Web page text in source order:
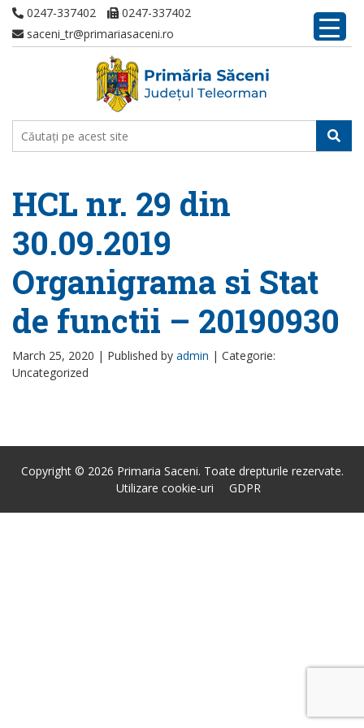
0247-337402
0247-337402
saceni_tr@primariasaceni.ro
HCL nr. 29 din
30.09.2019
Organigrama si Stat
de functii – 20190930
March 25, 2020 | Published by admin | Categorie:
Uncategorized
Copyright © 2026 Primaria Saceni. Toate drepturile rezervate.
Utilizare cookie-uri
GDPR